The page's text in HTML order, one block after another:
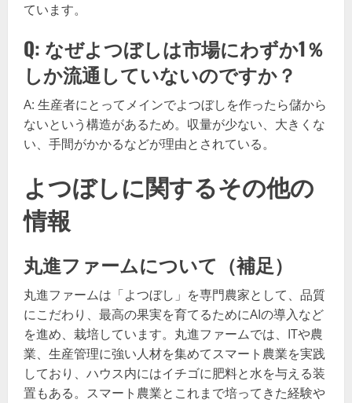
ています。
Q: なぜよつぼしは市場にわずか1％
しか流通していないのですか？
A: 生産者にとってメインでよつぼしを作ったら儲から
ないという構造があるため。収量が少ない、大きくな
い、手間がかかるなどが理由とされている。
よつぼしに関するその他の
情報
丸進ファームについて（補足）
丸進ファームは「よつぼし」を専門農家として、品質
にこだわり、最高の果実を育てるためにAIの導入など
を進め、栽培しています。丸進ファームでは、ITや農
業、生産管理に強い人材を集めてスマート農業を実践
しており、ハウス内にはイチゴに肥料と水を与える装
置もある。スマート農業とこれまで培ってきた経験や